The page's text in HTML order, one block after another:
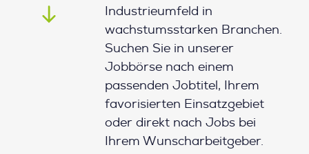
Industrieumfeld in
wachstumsstarken Branchen.
Suchen Sie in unserer
Jobbörse nach einem
passenden Jobtitel, Ihrem
favorisierten Einsatzgebiet
oder direkt nach Jobs bei
Ihrem Wunscharbeitgeber.